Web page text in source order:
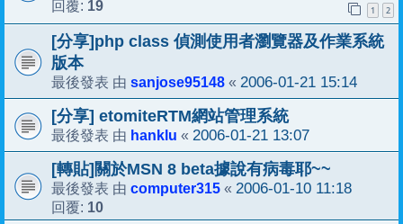
回覆: 19 1 2
[分享]php class 偵測使用者瀏覽器及作業系統
版本
最後發表 由 sanjose95148 « 2006-01-21 15:14
[分享] etomiteRTM網站管理系統
最後發表 由 hanklu « 2006-01-21 13:07
[轉貼]關於MSN 8 beta據說有病毒耶~~
最後發表 由 computer315 « 2006-01-10 11:18
回覆: 10